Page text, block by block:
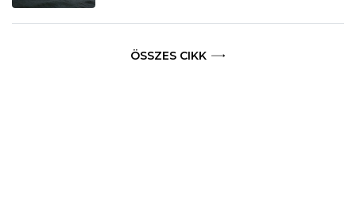
ÖSSZES CIKK